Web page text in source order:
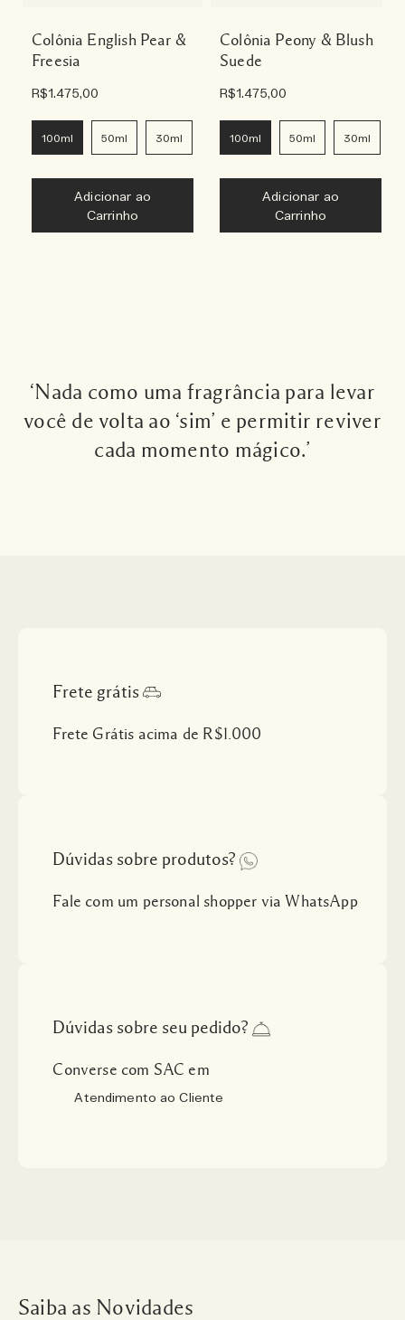
Colônia English Pear &
Freesia
R$1.475,00
100ml 50ml 30ml 9ml
Adicionar ao
Carrinho
Colônia Peony & Blush
Suede
R$1.475,00
100ml 50ml 30ml
Adicionar ao
Carrinho
‘Nada como uma fragrância para levar
você de volta ao ‘sim’ e permitir reviver
cada momento mágico.’
Frete grátis
Frete Grátis acima de R$1.000
Dúvidas sobre produtos?
Fale com um personal shopper via WhatsApp
Dúvidas sobre seu pedido?
Converse com SAC em
Atendimento ao Cliente
Saiba as Novidades